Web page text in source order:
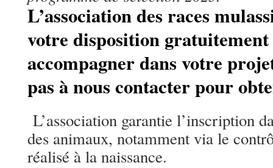
L’association des races
votre disposition
accompagner dans votre
pas à nous contacter pour
L’association garantie l’inscription
des animaux, notamment via le
réalisé à la naissance.